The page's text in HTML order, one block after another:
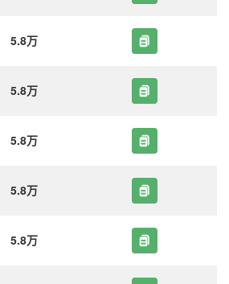
5.8万
5.8万
5.8万
5.8万
5.8万